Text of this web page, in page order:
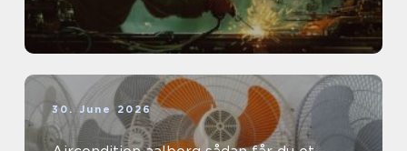
30. June 2026